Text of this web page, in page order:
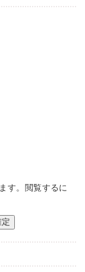
す。閲覧するに